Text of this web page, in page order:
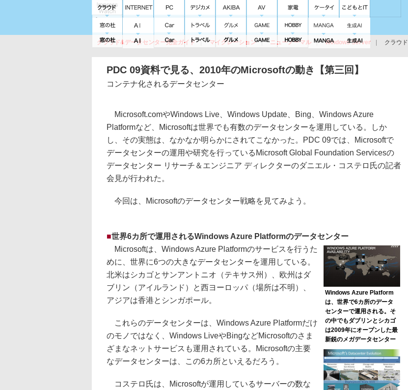
クラウド&データセンター完全ガイド マイグレーション ニューノーマル Windows Server クラウド
スイッチ
ルータ 導入事例 イベント
PDC 09資料で見る、2010年のMicrosoftの動き【第三回】
コンテナ化されるデータセンター
Microsoft.comやWindows Live、Windows Update、Bing、Windows Azure
Platformなど、Microsoftは世界でも有数のデータセンターを運用している。しか
し、その実態は、なかなか明らかにされてこなかった。PDC 09では、Microsoftで
データセンターの運用や研究を行っているMicrosoft Global Foundation Servicesの
データセンター リサーチ＆エンジニア ディレクターのダニエル・コステロ氏の記者
会見が行われた。
今回は、Microsoftのデータセンター戦略を見てみよう。
■世界6カ所で運用されるWindows Azure Platformのデータセンター
Windows Azure Platform
は、世界で6カ所のデータ
センターで運用される。そ
の中でもダブリンとシカゴ
は2009年にオープンした最
新鋭のメガデータセンター
Microsoftは、Windows Azure Platformのサービスを行うた
めに、世界に6つの大きなデータセンターを運用している。
北米はシカゴとサンアントニオ（テキサス州）、欧州はダ
ブリン（アイルランド）と西ヨーロッパ（場所は不明）、
アジアは香港とシンガポール。
これらのデータセンターは、Windows Azure Platformだけ
のモノではなく、Windows LiveやBingなどMicrosoftのさま
ざまなネットサービスも運用されている。Microsoftの主要
なデータセンターは、この6カ所といえるだろう。
コステロ氏は、Microsoftが運用しているサーバーの数な